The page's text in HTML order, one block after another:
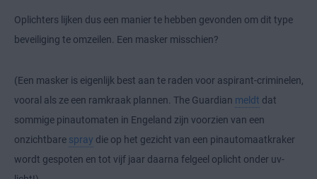
Oplichters lijken dus een manier te hebben gevonden om dit type
beveiliging te omzeilen. Een masker misschien?
(Een masker is eigenlijk best aan te raden voor aspirant-criminelen,
vooral als ze een ramkraak plannen. The Guardian meldt dat
sommige pinautomaten in Engeland zijn voorzien van een
onzichtbare spray die op het gezicht van een pinautomaatkraker
wordt gespoten en tot vijf jaar daarna felgeel oplicht onder uv-